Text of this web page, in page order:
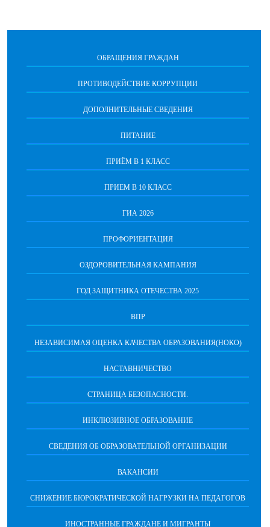
ОБРАЩЕНИЯ ГРАЖДАН
ПРОТИВОДЕЙСТВИЕ КОРРУПЦИИ
ДОПОЛНИТЕЛЬНЫЕ СВЕДЕНИЯ
ПИТАНИЕ
ПРИЁМ В 1 КЛАСС
ПРИЕМ В 10 КЛАСС
ГИА 2026
ПРОФОРИЕНТАЦИЯ
ОЗДОРОВИТЕЛЬНАЯ КАМПАНИЯ
ГОД ЗАЩИТНИКА ОТЕЧЕСТВА 2025
ВПР
НЕЗАВИСИМАЯ ОЦЕНКА КАЧЕСТВА ОБРАЗОВАНИЯ(НОКО)
НАСТАВНИЧЕСТВО
СТРАНИЦА БЕЗОПАСНОСТИ.
ИНКЛЮЗИВНОЕ ОБРАЗОВАНИЕ
СВЕДЕНИЯ ОБ ОБРАЗОВАТЕЛЬНОЙ ОРГАНИЗАЦИИ
ВАКАНСИИ
СНИЖЕНИЕ БЮРОКРАТИЧЕСКОЙ НАГРУЗКИ НА ПЕДАГОГОВ
ИНОСТРАННЫЕ ГРАЖДАНЕ И МИГРАНТЫ